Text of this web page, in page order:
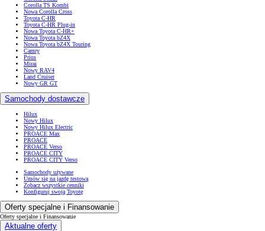
Corolla TS Kombi
Nowa Corolla Cross
Toyota C-HR
Toyota C-HR Plug-in
Nowa Toyota C-HR+
Nowa Toyota bZ4X
Nowa Toyota bZ4X Touring
Camry
Prius
Mirai
Nowy RAV4
Land Cruiser
Nowy GR GT
Samochody dostawcze
Hilux
Nowy Hilux
Nowy Hilux Electric
PROACE Max
PROACE
PROACE Verso
PROACE CITY
PROACE CITY Verso
Samochody używane
Umów się na jazdę testową
Zobacz wszystkie cenniki
Konfiguruj swoją Toyotę
Oferty specjalne i Finansowanie
Oferty specjalne i Finansowanie
Aktualne oferty